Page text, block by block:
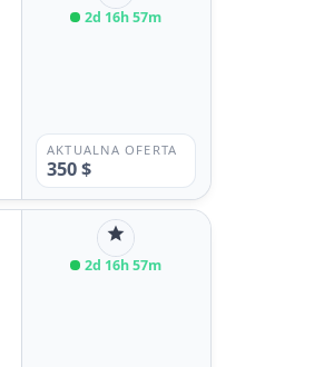
2d 16h 57m
AKTUALNA OFERTA
350 $
star
2d 16h 57m